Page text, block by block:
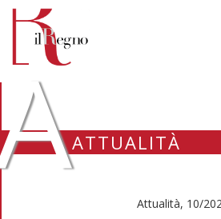
ATTUALITÀ
Attualità, 10/